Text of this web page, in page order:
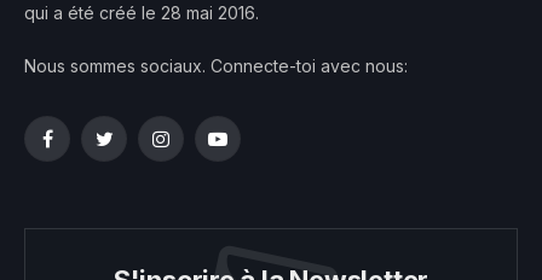
qui a été créé le 28 mai 2016.
Nous sommes sociaux. Connecte-toi avec nous:
FacebookTwitterInstagramYouTube